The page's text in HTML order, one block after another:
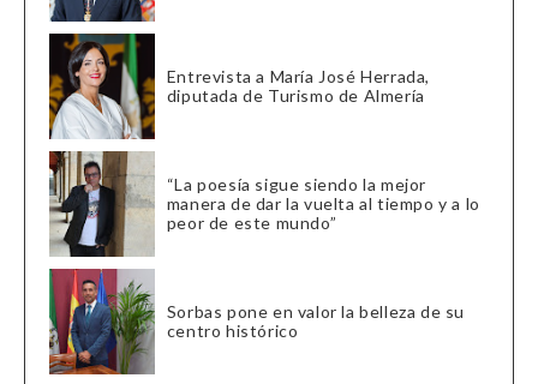
Entrevista a María José Herrada,
diputada de Turismo de Almería
“La poesía sigue siendo la mejor
manera de dar la vuelta al tiempo y a lo
peor de este mundo”
Sorbas pone en valor la belleza de su
centro histórico